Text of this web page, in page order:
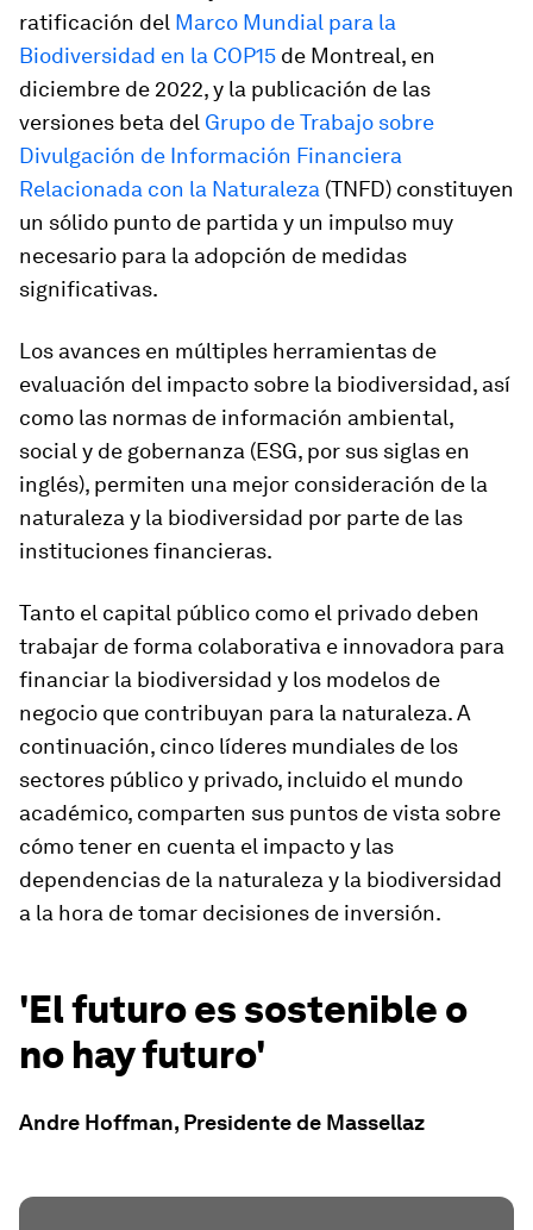
ratificación del Marco Mundial para la
Biodiversidad en la COP15 de Montreal, en
diciembre de 2022, y la publicación de las
versiones beta del Grupo de Trabajo sobre
Divulgación de Información Financiera
Relacionada con la Naturaleza (TNFD) constituyen
un sólido punto de partida y un impulso muy
necesario para la adopción de medidas
significativas.
Los avances en múltiples herramientas de
evaluación del impacto sobre la biodiversidad, así
como las normas de información ambiental,
social y de gobernanza (ESG, por sus siglas en
inglés), permiten una mejor consideración de la
naturaleza y la biodiversidad por parte de las
instituciones financieras.
Tanto el capital público como el privado deben
trabajar de forma colaborativa e innovadora para
financiar la biodiversidad y los modelos de
negocio que contribuyan para la naturaleza. A
continuación, cinco líderes mundiales de los
sectores público y privado, incluido el mundo
académico, comparten sus puntos de vista sobre
cómo tener en cuenta el impacto y las
dependencias de la naturaleza y la biodiversidad
a la hora de tomar decisiones de inversión.
'El futuro es sostenible o
no hay futuro'
Andre Hoffman, Presidente de Massellaz